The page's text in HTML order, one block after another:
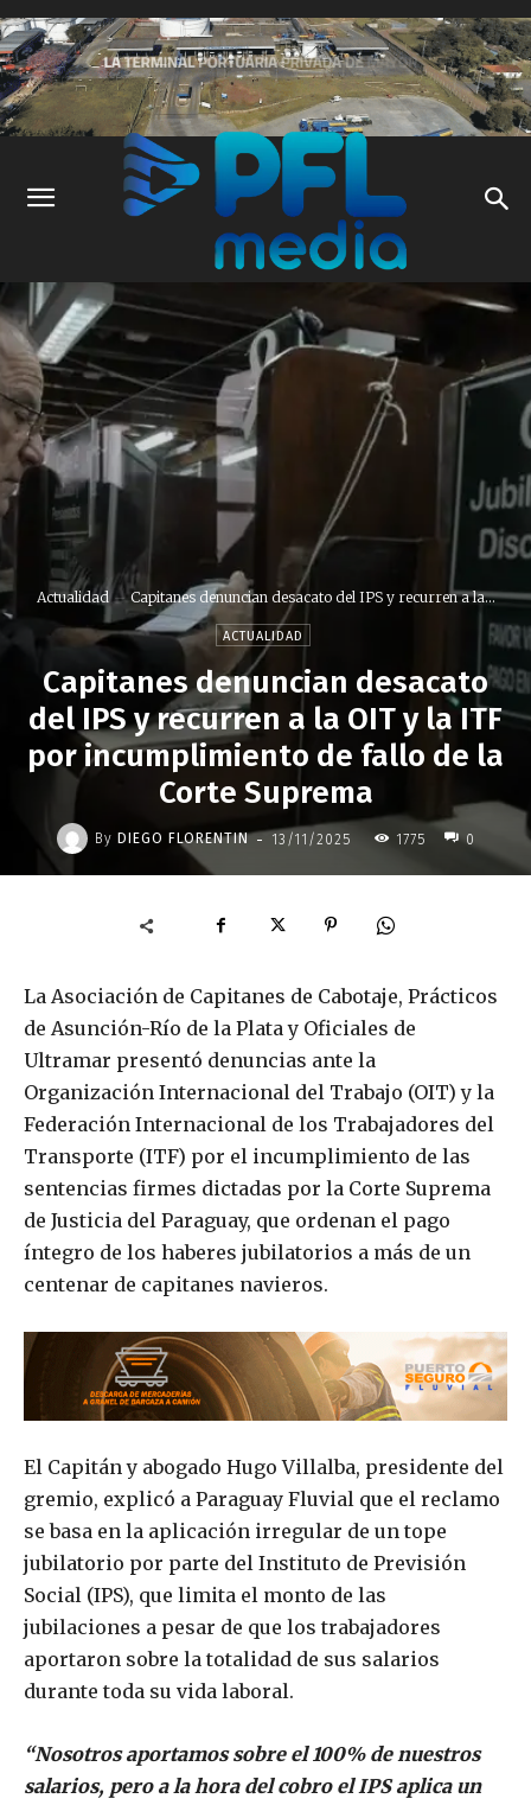
Actualidad Capitanes denuncian desacato del IPS y recurren a la...
ACTUALIDAD
Capitanes denuncian desacato
del IPS y recurren a la OIT y la ITF
por incumplimiento de fallo de la
Corte Suprema
By DIEGO FLORENTIN - 13/11/2025 1775 0
La Asociación de Capitanes de Cabotaje, Prácticos
de Asunción-Río de la Plata y Oficiales de
Ultramar presentó denuncias ante la
Organización Internacional del Trabajo (OIT) y la
Federación Internacional de los Trabajadores del
Transporte (ITF) por el incumplimiento de las
sentencias firmes dictadas por la Corte Suprema
de Justicia del Paraguay, que ordenan el pago
íntegro de los haberes jubilatorios a más de un
centenar de capitanes navieros.
El Capitán y abogado Hugo Villalba, presidente del
gremio, explicó a Paraguay Fluvial que el reclamo
se basa en la aplicación irregular de un tope
jubilatorio por parte del Instituto de Previsión
Social (IPS), que limita el monto de las
jubilaciones a pesar de que los trabajadores
aportaron sobre la totalidad de sus salarios
durante toda su vida laboral.
“Nosotros aportamos sobre el 100% de nuestros
salarios, pero a la hora del cobro el IPS aplica un